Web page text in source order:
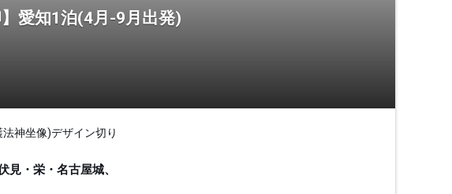
愛知1泊(4月-9月出発)
神坐像)デザイン切り
・栄・名古屋城、